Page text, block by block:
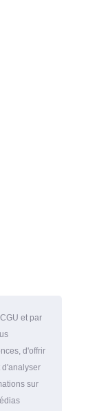
et par
d'offrir
d'analyser
sur